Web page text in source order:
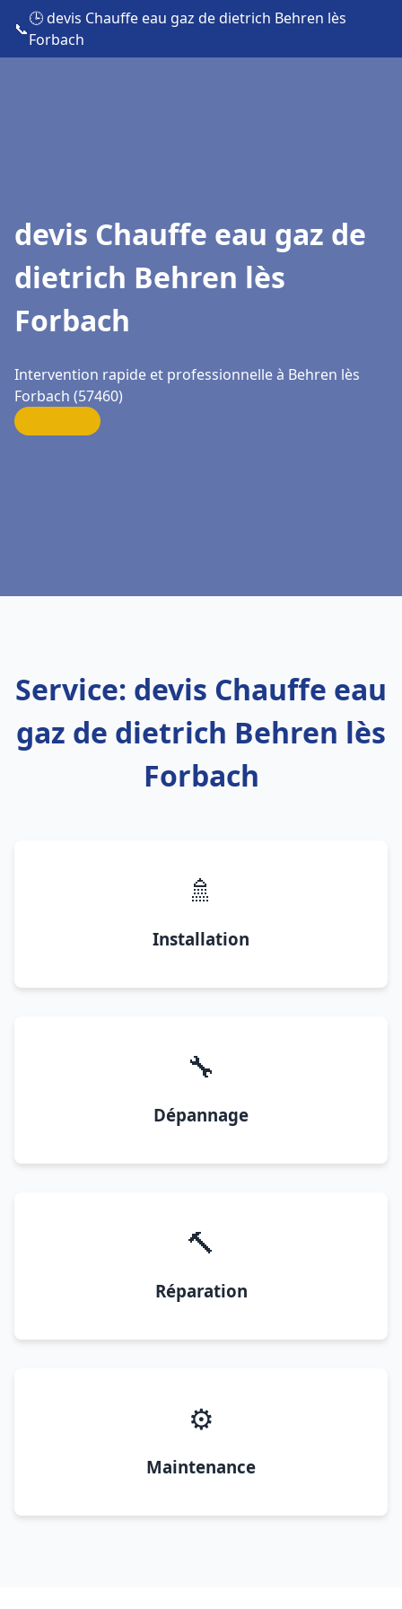
📞
🕒 devis Chauffe eau gaz de dietrich Behren lès
Forbach
devis Chauffe eau gaz de
dietrich Behren lès
Forbach
Intervention rapide et professionnelle à Behren lès
Forbach (57460)
Service: devis Chauffe eau
gaz de dietrich Behren lès
Forbach
🚿
Installation
🔧
Dépannage
🔨
Réparation
⚙️
Maintenance